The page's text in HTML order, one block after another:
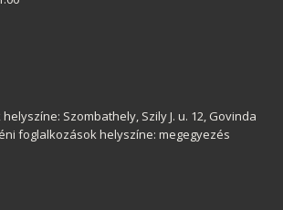
Szombathely, Szily J. u. 12, Govinda
foglalkozások helyszíne: megegyezés